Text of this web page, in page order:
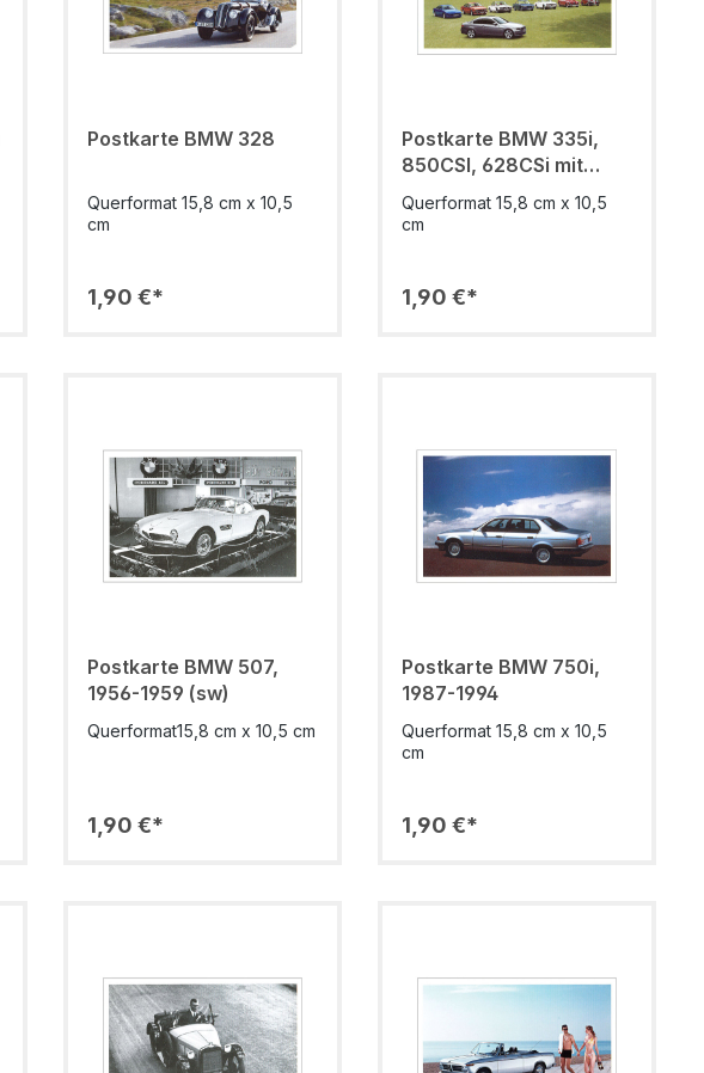
Postkarte BMW 328
Querformat 15,8 cm x 10,5
cm
1,90 €*
Postkarte BMW 335i,
850CSI, 628CSi mit
Neuwagen
Querformat 15,8 cm x 10,5
cm
1,90 €*
Postkarte BMW 507,
1956-1959 (sw)
Querformat15,8 cm x 10,5 cm
1,90 €*
Postkarte BMW 750i,
1987-1994
Querformat 15,8 cm x 10,5
cm
1,90 €*